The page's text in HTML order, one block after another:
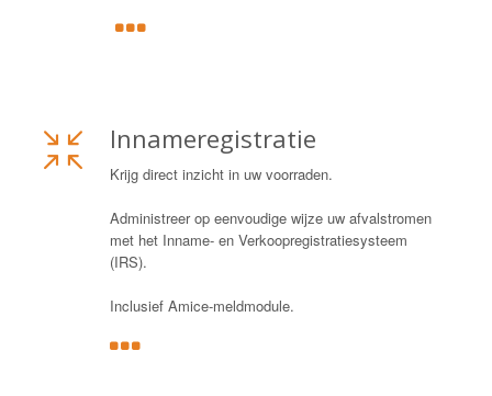
Innameregistratie
Krijg direct inzicht in uw voorraden.
Administreer op eenvoudige wijze uw afvalstromen
met het Inname- en Verkoopregistratiesysteem
(IRS).
Inclusief Amice-meldmodule.